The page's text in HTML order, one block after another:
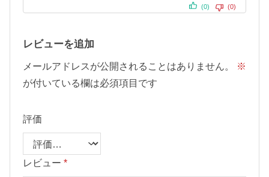
(0) (0)
レビューを追加
メールアドレスが公開されることはありません。
※
が付いている欄は必須項目です
評価
レビュー *